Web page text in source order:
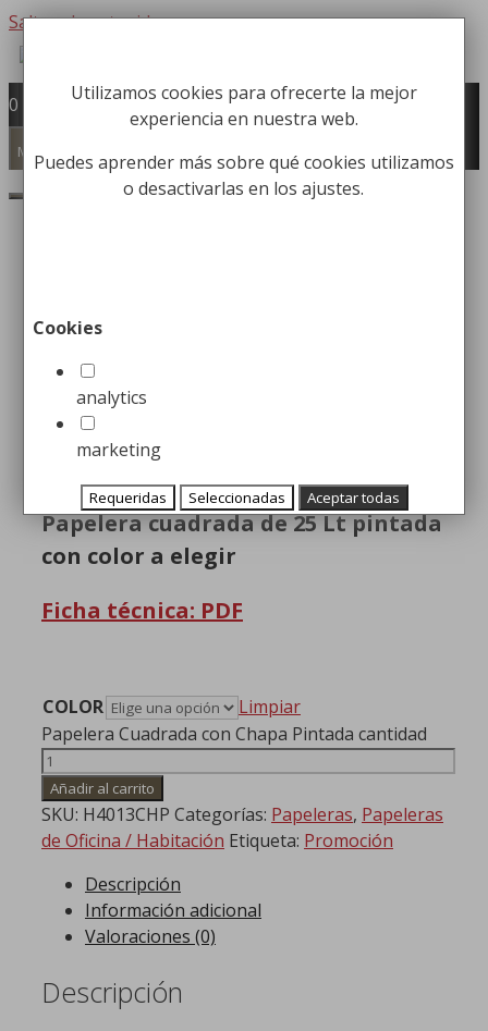
Saltar al contenido
Fabricación y comercialización de
equipamiento para la higiene industrial
Búsqueda de productos
0
Menú
Papelera Cuadrada con
Chapa Pintada
Papelera cuadrada de 25 Lt pintada
con color a elegir
Ficha técnica: PDF
COLOR
Limpiar
Papelera Cuadrada con Chapa Pintada cantidad
Añadir al carrito
SKU: H4013CHP Categorías: Papeleras, Papeleras
de Oficina / Habitación Etiqueta: Promoción
Descripción
Información adicional
Valoraciones (0)
Descripción
Utilizamos cookies para ofrecerte la mejor
experiencia en nuestra web.
Puedes aprender más sobre qué cookies utilizamos
o desactivarlas en los ajustes.
Cookies
analytics
marketing
Requeridas Seleccionadas Aceptar todas